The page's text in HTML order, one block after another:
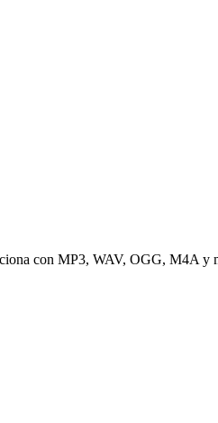
con MP3, WAV, OGG, M4A y